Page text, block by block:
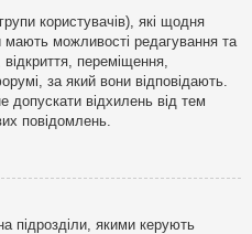
користувачів), які щодня
можливості редагування та
переміщення,
за який вони відповідають.
допускати відхилень від тем
повідомлень.
підрозділи, якими керують